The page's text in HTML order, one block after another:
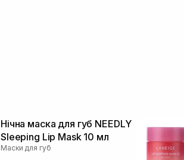
Нічна маска для губ NEEDLY
Sleeping Lip Mask 10 мл
Маски для губ